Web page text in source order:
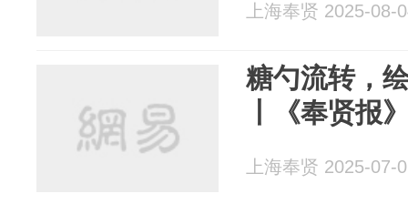
上海奉贤 2025-08-
糖勺流转，
丨《奉贤报
上海奉贤 2025-07-